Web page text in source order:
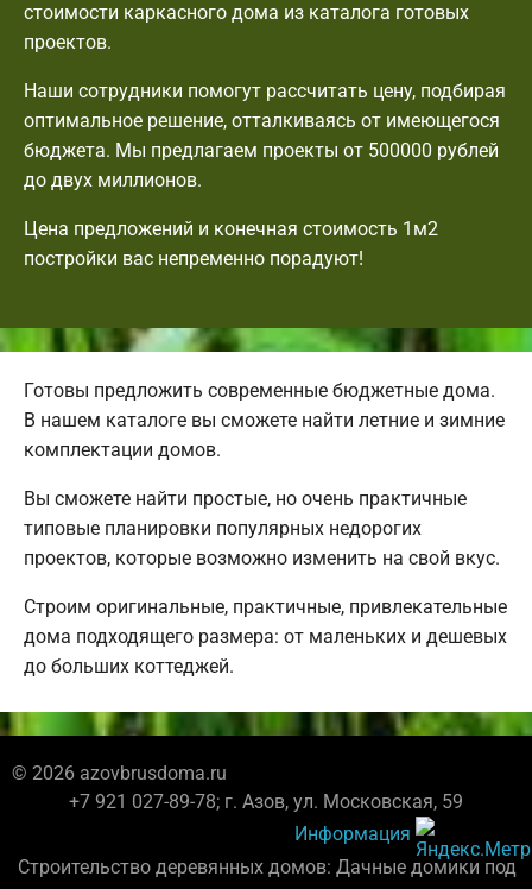
стоимости каркасного дома из каталога готовых
проектов.
Наши сотрудники помогут рассчитать цену, подбирая
оптимальное решение, отталкиваясь от имеющегося
бюджета. Мы предлагаем проекты от 500000 рублей
до двух миллионов.
Цена предложений и конечная стоимость 1м2
постройки вас непременно порадуют!
Готовы предложить современные бюджетные дома.
В нашем каталоге вы сможете найти летние и зимние
комплектации домов.
Вы сможете найти простые, но очень практичные
типовые планировки популярных недорогих
проектов, которые возможно изменить на свой вкус.
Строим оригинальные, практичные, привлекательные
дома подходящего размера: от маленьких и дешевых
до больших коттеджей.
© 2026 azovbrusdoma.ru
+7 921 027-89-78; г. Азов, ул. Московская, 59
Информация
Строительство деревянных домов: Дачные домики под